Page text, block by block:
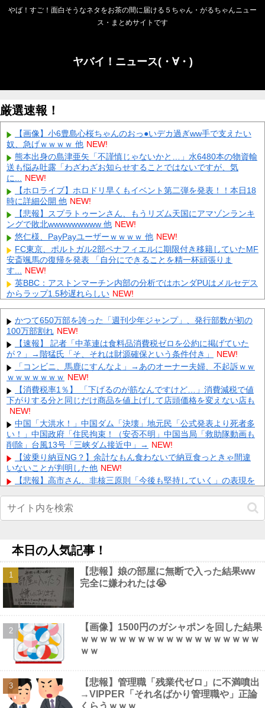
やば！すご！面白そうなネタをお茶の間に届ける５ちゃん・がるちゃんニュー
ス・まとめサイトです
ヤバイ！ニュース(・∀・)
厳選速報！
【画像】小6豊島心桜ちゃんのおっ●いデカ過ぎww手で支えたい
奴、急げｗｗｗｗ 他 NEW!
熊本出身の島津亜矢「不謹慎じゃないかと…」水6480本の物資輸
送も悩み吐露「わざわざお知らせすることではないですが、気
に... NEW!
【ホロライブ】ホロドリ早くもイベント第二弾を発表！！本日18
時に詳細公開 他 NEW!
【悲報】スプラトゥーンさん、もうリズム天国にアマゾンランキ
ングで敗北wwwwwwwww 他 NEW!
悠仁様、PayPayユーザーｗｗｗｗ 他 NEW!
FC東京、ポルトガル2部ペナフィエルに期限付き移籍していたMF
安斎颯馬の復帰を発表 「自分にできることを精一杯頑張りま
す... NEW!
英BBC：アストンマーチン内部の分析ではホンダPUはメルセデス
からラップ1.5秒遅れらしい NEW!
元日向坂46・松田好花、食中毒で「腹痛とおう吐と下痢が止まら
ない」原因は夏の風物詩だった NEW!
シカホワ村上宗隆、通訳なしで普通に会話。コーチ「今10段階で
6ぐらい。来た時は0だった（笑）」 NEW!
【GIF動画】 宮城の可愛すぎるチアさん、甲子園で発見される
NEW!
【画像】 日産が社運をかけて発売するSUVｗｗｗｗｗｗｗ
義兄嫁が自宅をサロンにして姪を毎日ウトメへ預ける生活に。数
年後、そのツケが一気に回ってきて…
NEW!
【速報】 NHKの性被害問題、性加害した番組出演者が衝撃告白！
NEW!
兄嫁「正月に帰るから、ゲームと、いいお肉と酒と、お風呂グッ
ズの準備しとけよ」寝起きの私「知るかボケ」兄嫁「キィィィィ
ー！... NEW!
【動画】 新型のさすまた、限界突破ｗｗｗｗｗｗ
Powered by livedoor 相互RSS
かつて650万部を誇った「週刊少年ジャンプ」、発行部数が初の
100万部割れ NEW!
【速報】 記者「中革連は食料品消費税ゼロを公約に掲げていた
が？」→階猛氏「そ、それは財源確保という条件付き」
NEW!
「コンビニ、馬鹿にすんなよ」→あのオーナー夫婦、不起訴ｗｗ
ｗｗｗｗｗｗｗ NEW!
【消費税率1％】 「下げるのが筋なんですけど…」消費減税で値
下がりする分と同じだけ商品を値上げして店頭価格を変えない店も
NEW!
中国「大洪水！」中国ダム「決壊」地元民「公式発表より死者多
い！」中国政府「住民拘束！（安否不明」中国当局「救助隊動画も
削除」台風13号「三峡ダム接近中」→ NEW!
【波乗り納豆NG？】余計なもん食わないで納豆食っときゃ間違
いないことが判明した他 NEW!
【悲報】高市さん、非核三原則「今後も堅持していく」の表現を
【動画】名古屋栄で不良外人が警察官を突き飛ばす。逮捕しろや
ｗｗｗ他 NEW!
北海道日本ハムファイターズのチーム別勝敗他
【画像】 村重杏奈さん(30)のお胸がコチラｗｗｗｗｗｗｗｗｗｗ
ｗｗ
NEW!
【速報】 NHKの性被害問題、性加害した番組出演者が衝撃告白！
NEW!
【動画】 アメリカのトー横、え●ちすぎるｗｗｗ
【画像】 田中みな実(39) 妊娠中でも露出多めのドレス、これノー
ブラか？ NEW!
【画像】 風俗で毎回こういう"恵体メロン"お姉さん(35)を指名し
てしまうんやが・・・・・・
本日の人気記事！
【悲報】娘の部屋に無断で入った結果ww
完全に嫌われたは😭
【画像】1500円のガシャポンを回した結果
ｗｗｗｗｗｗｗｗｗｗｗｗｗｗｗｗｗｗｗ
ｗｗ
【悲報】管理職「残業代ゼロ」に不満噴出
→VIPPER「それ名ばかり管理職や」正論